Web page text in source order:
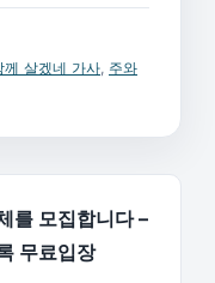
께 살겠네 가사, 주와
를 모집합니다 –
무료입장